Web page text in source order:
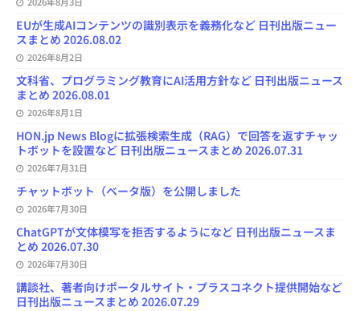
EUが生成AIコンテンツの識別表示を義務化など 日刊出版ニュー
スまとめ 2026.08.02
2026年8月2日
文科省、プログラミング教育にAI活用方針など 日刊出版ニュース
まとめ 2026.08.01
2026年8月1日
HON.jp News Blogに拡張検索生成（RAG）で回答を返すチャッ
トボットを設置など 日刊出版ニュースまとめ 2026.07.31
2026年7月31日
チャットボット（ベータ版）を公開しました
2026年7月30日
ChatGPTが文体模写を拒否するようになど 日刊出版ニュースま
とめ 2026.07.30
2026年7月30日
講談社、著者向けポータルサイト・プラスコネクト提供開始など
日刊出版ニュースまとめ 2026.07.29